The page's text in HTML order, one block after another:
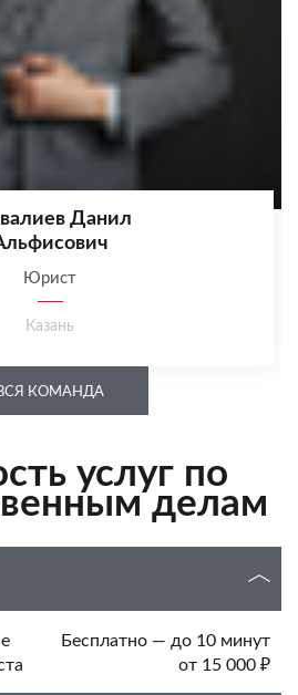
Данил
Юрист
Казань
КОМАНДА
услуг по
делам
Бесплатно — до 10 минут
от 15 000 ₽